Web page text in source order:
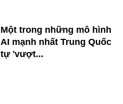
Một trong những mô hình
AI mạnh nhất Trung Quốc
tự 'vượt...